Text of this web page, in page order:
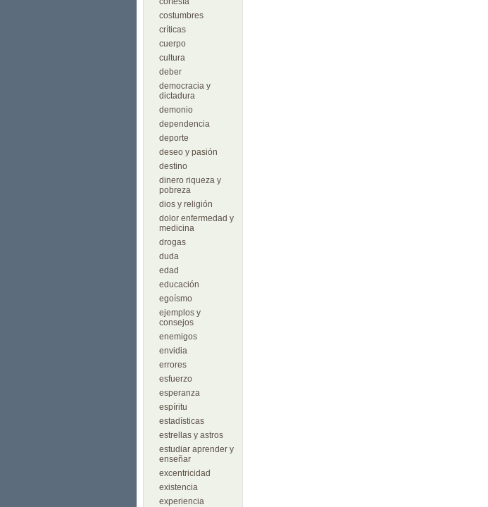
costumbres
críticas
cuerpo
cultura
deber
democracia y
dictadura
demonio
dependencia
deporte
deseo y pasión
destino
dinero riqueza y
pobreza
dios y religión
dolor enfermedad y
medicina
drogas
duda
edad
educación
egoísmo
ejemplos y
consejos
enemigos
envidia
errores
esfuerzo
esperanza
espíritu
estadísticas
estrellas y astros
estudiar aprender y
enseñar
excentricidad
existencia
experiencia